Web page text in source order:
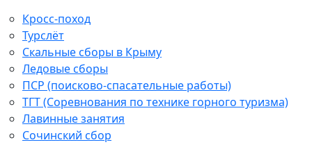
Кросс-поход
Турслёт
Скальные сборы в Крыму
Ледовые сборы
ПСР (поисково-спасательные работы)
ТГТ (Соревнования по технике горного туризма)
Лавинные занятия
Сочинский сбор